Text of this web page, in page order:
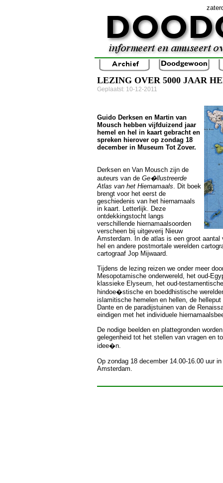
LEZING OVER 5000 JAAR
Geplaatst: 10-12-2011
Guido Derksen en Martin van
Mousch hebben vijfduizend jaar
hemel en hel in kaart gebracht en
spreken hierover op zondag 18
december in Museum Tot Zover.
Derksen en Van Mousch zijn de
auteurs van de Ge�llustreerde
Atlas van het Hiernamaals. Dit boek
brengt voor het eerst de
geschiedenis van het hiernamaals
in kaart. Letterlijk. Deze
ontdekkingstocht langs
verschillende hiernamaalsoorden
verscheen bij uitgeverij Nieuw
Amsterdam. In de atlas is een groot aantal
hel en andere postmortale werelden
cartograaf Jop Mijwaard.
Tijdens de lezing reizen we onder meer
Mesopotamische onderwereld, het oud-
klassieke Elyseum, het oud-
hindoe�stische en boeddhistische
islamitische hemelen en hellen, de
Dante en de paradijstuinen van de
eindigen met het individuele
De nodige beelden en plattegronden
gelegenheid tot het stellen van vragen en
idee�n.
Op zondag 18 december 14.00-16.00 uur
Amsterdam.